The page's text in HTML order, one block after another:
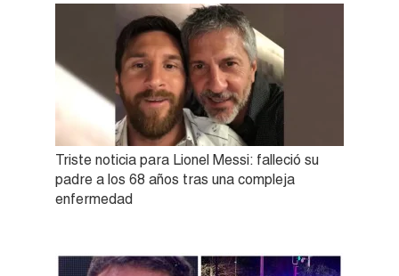
Triste noticia para Lionel Messi: falleció su
padre a los 68 años tras una compleja
enfermedad